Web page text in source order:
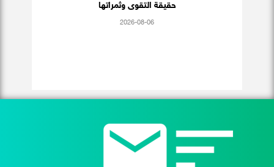
حقيقة التقوى وثمراتها
2026-08-06